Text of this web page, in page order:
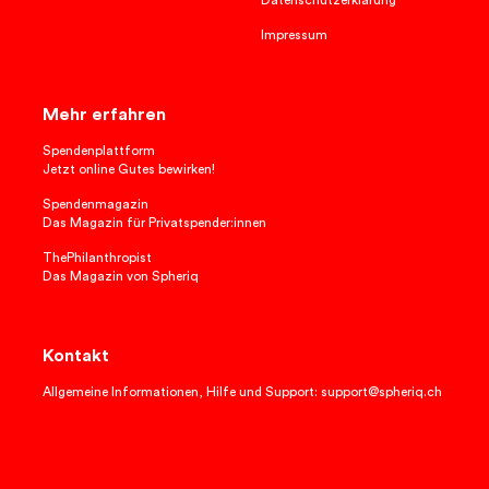
Impressum
Mehr erfahren
Spendenplattform
Jetzt online Gutes bewirken!
Spendenmagazin
Das Magazin für Privatspender:innen
ThePhilanthropist
Das Magazin von Spheriq
Kontakt
Allgemeine Informationen, Hilfe und Support: support@spheriq.ch